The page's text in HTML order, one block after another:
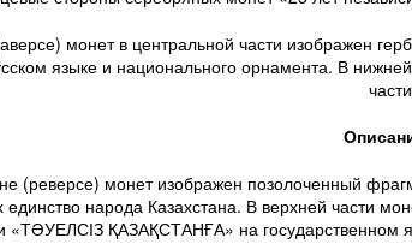
монет в центральной части изображен
языке и национального орнамента. В
(реверсе) монет изображен позолоченный
народа Казахстана. В верхней части
«ТӘУЕЛСІЗ ҚАЗАҚСТАНҒА» на государственном